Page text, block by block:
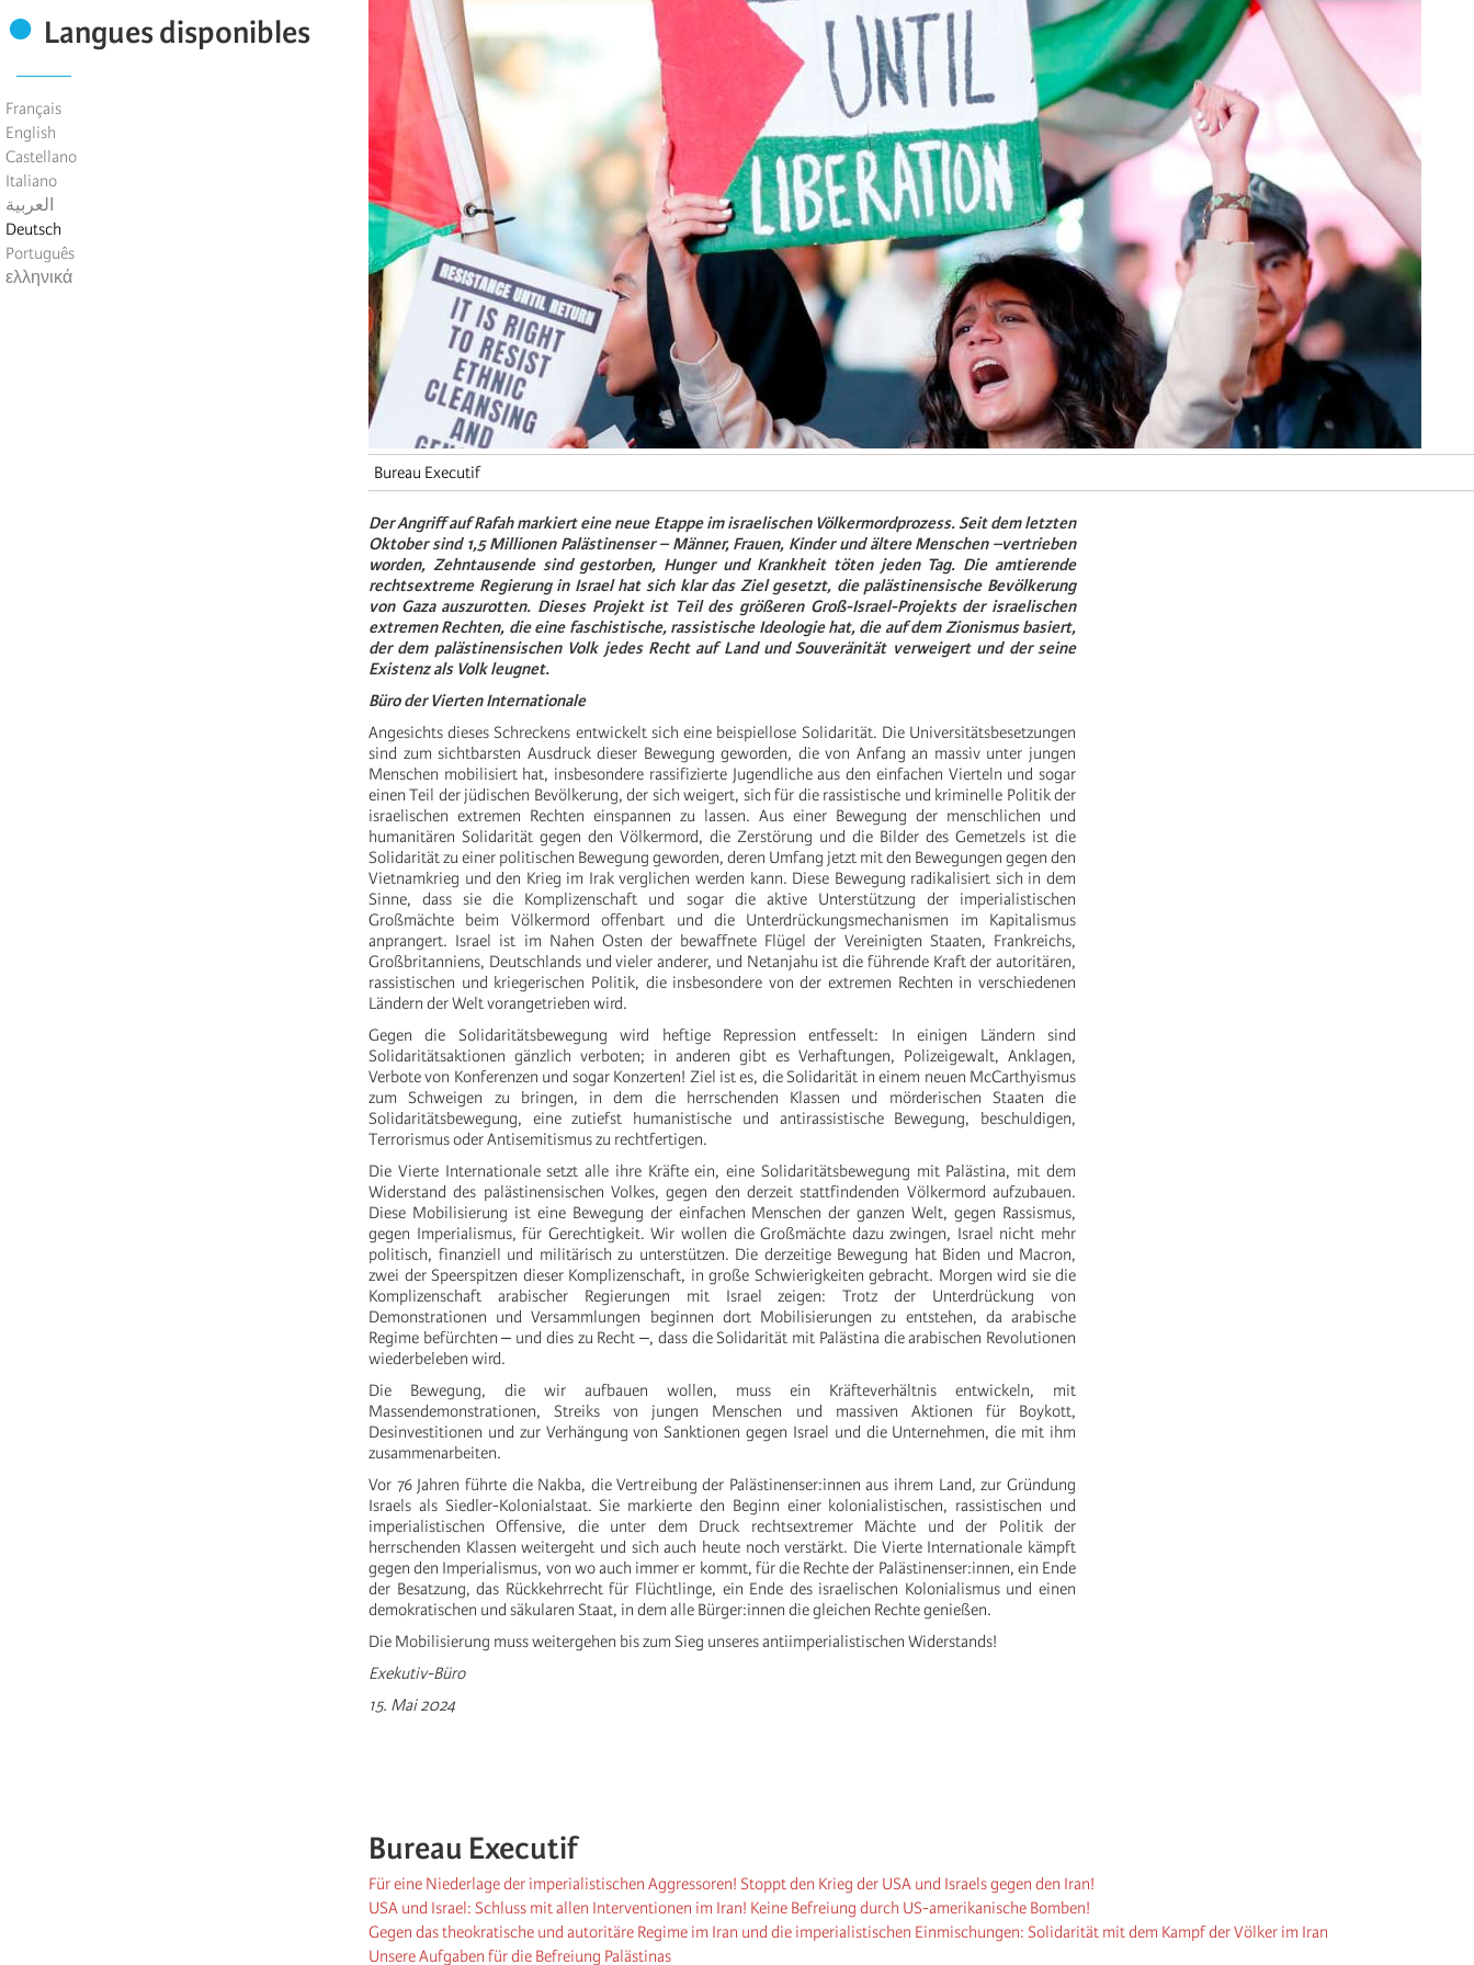
Langues disponibles
Français
English
Castellano
Italiano
العربية
Deutsch
Português
ελληνικά
Bureau Executif
Der Angriff auf Rafah markiert eine neue Etappe im israelischen Völkermordprozess. Seit dem letzten
Oktober sind 1,5 Millionen Palästinenser – Männer, Frauen, Kinder und ältere Menschen –vertrieben
worden, Zehntausende sind gestorben, Hunger und Krankheit töten jeden Tag. Die amtierende
rechtsextreme Regierung in Israel hat sich klar das Ziel gesetzt, die palästinensische Bevölkerung
von Gaza auszurotten. Dieses Projekt ist Teil des größeren Groß-Israel-Projekts der israelischen
extremen Rechten, die eine faschistische, rassistische Ideologie hat, die auf dem Zionismus basiert,
der dem palästinensischen Volk jedes Recht auf Land und Souveränität verweigert und der seine
Existenz als Volk leugnet.
Büro der Vierten Internationale
Angesichts dieses Schreckens entwickelt sich eine beispiellose Solidarität. Die Universitätsbesetzungen
sind zum sichtbarsten Ausdruck dieser Bewegung geworden, die von Anfang an massiv unter jungen
Menschen mobilisiert hat, insbesondere rassifizierte Jugendliche aus den einfachen Vierteln und sogar
einen Teil der jüdischen Bevölkerung, der sich weigert, sich für die rassistische und kriminelle Politik der
israelischen extremen Rechten einspannen zu lassen. Aus einer Bewegung der menschlichen und
humanitären Solidarität gegen den Völkermord, die Zerstörung und die Bilder des Gemetzels ist die
Solidarität zu einer politischen Bewegung geworden, deren Umfang jetzt mit den Bewegungen gegen den
Vietnamkrieg und den Krieg im Irak verglichen werden kann. Diese Bewegung radikalisiert sich in dem
Sinne, dass sie die Komplizenschaft und sogar die aktive Unterstützung der imperialistischen
Großmächte beim Völkermord offenbart und die Unterdrückungsmechanismen im Kapitalismus
anprangert. Israel ist im Nahen Osten der bewaffnete Flügel der Vereinigten Staaten, Frankreichs,
Großbritanniens, Deutschlands und vieler anderer, und Netanjahu ist die führende Kraft der autoritären,
rassistischen und kriegerischen Politik, die insbesondere von der extremen Rechten in verschiedenen
Ländern der Welt vorangetrieben wird.
Gegen die Solidaritätsbewegung wird heftige Repression entfesselt: In einigen Ländern sind
Solidaritätsaktionen gänzlich verboten; in anderen gibt es Verhaftungen, Polizeigewalt, Anklagen,
Verbote von Konferenzen und sogar Konzerten! Ziel ist es, die Solidarität in einem neuen McCarthyismus
zum Schweigen zu bringen, in dem die herrschenden Klassen und mörderischen Staaten die
Solidaritätsbewegung, eine zutiefst humanistische und antirassistische Bewegung, beschuldigen,
Terrorismus oder Antisemitismus zu rechtfertigen.
Die Vierte Internationale setzt alle ihre Kräfte ein, eine Solidaritätsbewegung mit Palästina, mit dem
Widerstand des palästinensischen Volkes, gegen den derzeit stattfindenden Völkermord aufzubauen.
Diese Mobilisierung ist eine Bewegung der einfachen Menschen der ganzen Welt, gegen Rassismus,
gegen Imperialismus, für Gerechtigkeit. Wir wollen die Großmächte dazu zwingen, Israel nicht mehr
politisch, finanziell und militärisch zu unterstützen. Die derzeitige Bewegung hat Biden und Macron,
zwei der Speerspitzen dieser Komplizenschaft, in große Schwierigkeiten gebracht. Morgen wird sie die
Komplizenschaft arabischer Regierungen mit Israel zeigen: Trotz der Unterdrückung von
Demonstrationen und Versammlungen beginnen dort Mobilisierungen zu entstehen, da arabische
Regime befürchten ‒ und dies zu Recht ‒, dass die Solidarität mit Palästina die arabischen Revolutionen
wiederbeleben wird.
Die Bewegung, die wir aufbauen wollen, muss ein Kräfteverhältnis entwickeln, mit
Massendemonstrationen, Streiks von jungen Menschen und massiven Aktionen für Boykott,
Desinvestitionen und zur Verhängung von Sanktionen gegen Israel und die Unternehmen, die mit ihm
zusammenarbeiten.
Vor 76 Jahren führte die Nakba, die Vertreibung der Palästinenser:innen aus ihrem Land, zur Gründung
Israels als Siedler-Kolonialstaat. Sie markierte den Beginn einer kolonialistischen, rassistischen und
imperialistischen Offensive, die unter dem Druck rechtsextremer Mächte und der Politik der
herrschenden Klassen weitergeht und sich auch heute noch verstärkt. Die Vierte Internationale kämpft
gegen den Imperialismus, von wo auch immer er kommt, für die Rechte der Palästinenser:innen, ein Ende
der Besatzung, das Rückkehrrecht für Flüchtlinge, ein Ende des israelischen Kolonialismus und einen
demokratischen und säkularen Staat, in dem alle Bürger:innen die gleichen Rechte genießen.
Die Mobilisierung muss weitergehen bis zum Sieg unseres antiimperialistischen Widerstands!
Exekutiv-Büro
15. Mai 2024
Bureau Executif
Für eine Niederlage der imperialistischen Aggressoren! Stoppt den Krieg der USA und Israels gegen den Iran!
USA und Israel: Schluss mit allen Interventionen im Iran! Keine Befreiung durch US-amerikanische Bomben!
Gegen das theokratische und autoritäre Regime im Iran und die imperialistischen Einmischungen: Solidarität mit dem Kampf der Völker im Iran
Unsere Aufgaben für die Befreiung Palästinas